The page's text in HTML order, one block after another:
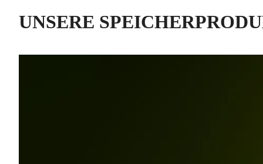
UNSERE